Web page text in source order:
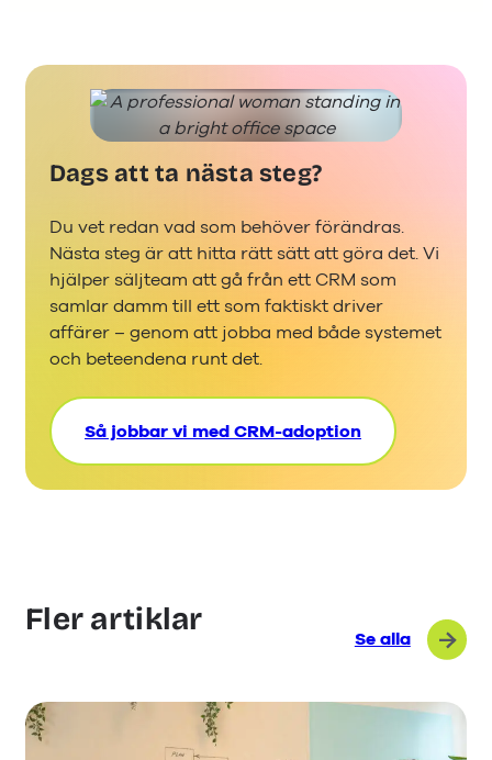
Dags att ta nästa steg?
Du vet redan vad som behöver förändras.
Nästa steg är att hitta rätt sätt att göra det. Vi
hjälper säljteam att gå från ett CRM som
samlar damm till ett som faktiskt driver
affärer – genom att jobba med både systemet
och beteendena runt det.
Så jobbar vi med CRM-adoption
Fler artiklar
Se alla